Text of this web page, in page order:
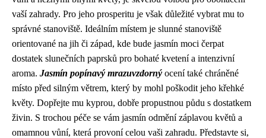
vaší zahrady. Pro jeho prosperitu je však důležité vybrat mu to
správné stanoviště. Ideálním místem je slunné stanoviště
orientované na jih či západ, kde bude jasmín moci čerpat
dostatek slunečních paprsků pro bohaté kvetení a intenzivní
aroma. Jasmín popínavý mrazuvzdorný ocení také chráněné
místo před silným větrem, který by mohl poškodit jeho křehké
květy. Dopřejte mu kyprou, dobře propustnou půdu s dostatkem
živin. S trochou péče se vám jasmín odmění záplavou květů a
omamnou vůní, která provoní celou vaši zahradu. Představte si,